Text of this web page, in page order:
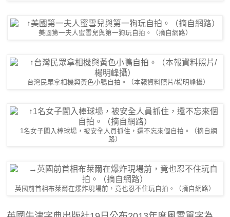
美國第一夫人蜜雪兒與第一狗玩自拍。（摘自網路）
台灣民眾拿相機與黃色小鴨自拍。（本報資料照片/楊明峰攝）
1名女子闖入棒球場，被安全人員抓住，還不忘來個自拍。（摘自網
路）
英國前首相布萊爾在爆炸現場前，竟也忍不住玩自拍。（摘自網路）